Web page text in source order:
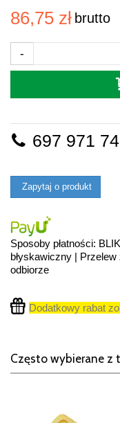
86,75 zł brutto
-
697 971
Zapytaj o produkt
Sposoby płatności:
błyskawiczny | Przelew
odbiorze
Dodatkowy rabat
Często wybierane z